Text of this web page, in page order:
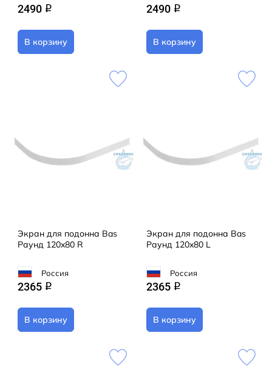
2490 q
В корзину
2490 q
В корзину
Экран для подонна Bas
Раунд 120x80 R
Россия
2365 q
В корзину
Экран для подонна Bas
Раунд 120x80 L
Россия
2365 q
В корзину